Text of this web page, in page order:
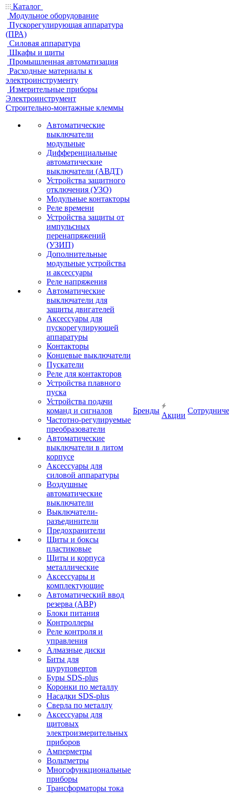
Каталог
Модульное оборудование
Пускорегулирующая аппаратура
(ПРА)
Силовая аппаратура
Шкафы и щиты
Промышленная автоматизация
Расходные материалы к
электроинструменту
Измерительные приборы
Электроинструмент
Строительно-монтажные клеммы
Автоматические
выключатели
модульные
Дифференциальные
автоматические
выключатели (АВДТ)
Устройства защитного
отключения (УЗО)
Модульные контакторы
Реле времени
Устройства защиты от
импульсных
перенапряжений
(УЗИП)
Дополнительные
модульные устройства
и аксессуары
Реле напряжения
Автоматические
выключатели для
защиты двигателей
Аксессуары для
пускорегулирующей
аппаратуры
Контакторы
Концевые выключатели
Пускатели
Реле для контакторов
Устройства плавного
пуска
Устройства подачи
команд и сигналов
Частотно-регулируемые
преобразователи
Автоматические
выключатели в литом
корпусе
Аксессуары для
силовой аппаратуры
Воздушные
автоматические
выключатели
Выключатели-
разъединители
Предохранители
Щиты и боксы
пластиковые
Щиты и корпуса
металлические
Аксессуары и
комплектующие
Автоматический ввод
резерва (АВР)
Блоки питания
Контроллеры
Реле контроля и
управления
Алмазные диски
Биты для
шуруповертов
Буры SDS-plus
Коронки по металлу
Насадки SDS-plus
Сверла по металлу
Аксессуары для
щитовых
электроизмерительных
приборов
Амперметры
Вольтметры
Многофункциональные
приборы
Трансформаторы тока
Бренды
Акции